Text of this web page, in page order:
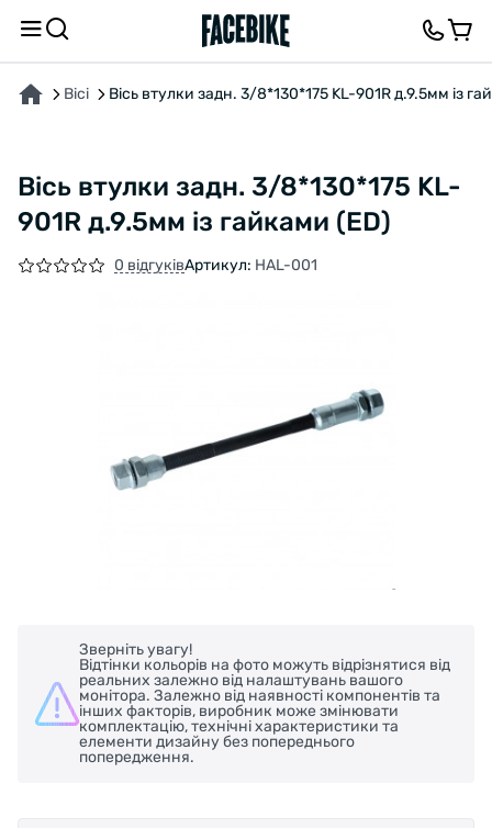
Вісі Вісь втулки задн. 3/8*130*175 KL-901R д.9.5мм із
Вісь втулки задн. 3/8*130*175 KL-
901R д.9.5мм із гайками (ED)
0 відгуківАртикул: HAL-001
Зверніть увагу!
Відтінки кольорів на фото можуть відрізнятися від
реальних залежно від налаштувань вашого
монітора. Залежно від наявності компонентів та
інших факторів, виробник може змінювати
комплектацію, технічні характеристики та
елементи дизайну без попереднього
попередження.
ПРО ТОВАР ХАРАКТЕРИСТИКИОПИС ВІДГУКИ ТА ЗАПИТАННЯ